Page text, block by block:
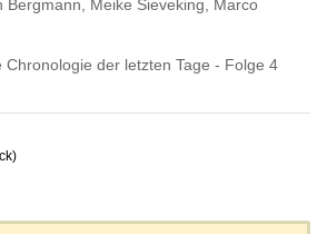
Bergmann Meike Sieveking
Marco
Chronologie der letzten Tage - Folge 4